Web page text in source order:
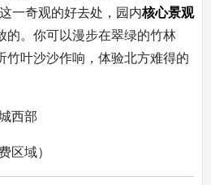
一奇观的好去处，园内核心景观
的。你可以漫步在翠绿的竹林
竹叶沙沙作响，体验北方难得的
西部
区域）